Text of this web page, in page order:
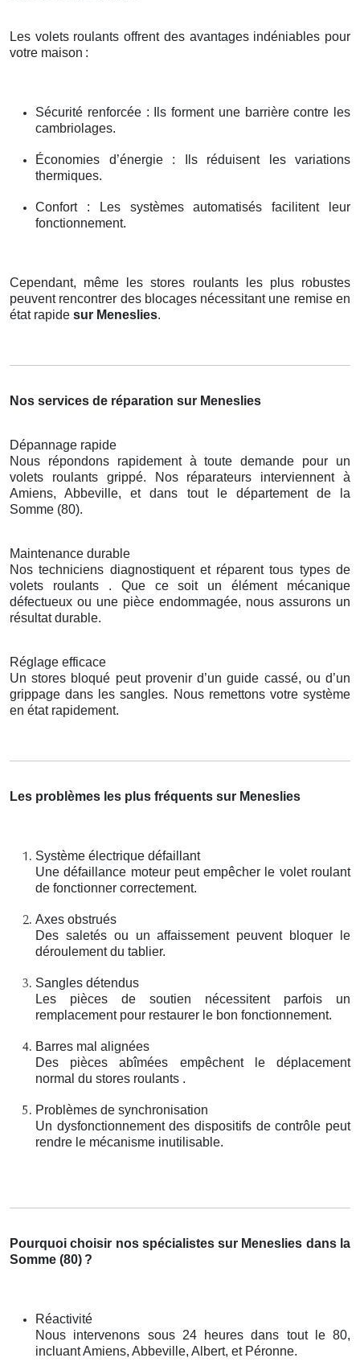
Les volets roulants offrent des avantages indéniables pour
votre maison :
Sécurité renforcée : Ils forment une barrière contre les
cambriolages.
Économies d’énergie : Ils réduisent les variations
thermiques.
Confort : Les systèmes automatisés facilitent leur
fonctionnement.
Cependant, même les stores roulants les plus robustes
peuvent rencontrer des blocages nécessitant une remise en
état rapide sur Meneslies.
Nos services de réparation sur Meneslies
Dépannage rapide
Nous répondons rapidement à toute demande pour un
volets roulants grippé. Nos réparateurs interviennent à
Amiens, Abbeville, et dans tout le département de la
Somme (80).
Maintenance durable
Nos techniciens diagnostiquent et réparent tous types de
volets roulants . Que ce soit un élément mécanique
défectueux ou une pièce endommagée, nous assurons un
résultat durable.
Réglage efficace
Un stores bloqué peut provenir d’un guide cassé, ou d’un
grippage dans les sangles. Nous remettons votre système
en état rapidement.
Les problèmes les plus fréquents sur Meneslies
Système électrique défaillant
Une défaillance moteur peut empêcher le volet roulant
de fonctionner correctement.
Axes obstrués
Des saletés ou un affaissement peuvent bloquer le
déroulement du tablier.
Sangles détendus
Les pièces de soutien nécessitent parfois un
remplacement pour restaurer le bon fonctionnement.
Barres mal alignées
Des pièces abîmées empêchent le déplacement
normal du stores roulants .
Problèmes de synchronisation
Un dysfonctionnement des dispositifs de contrôle peut
rendre le mécanisme inutilisable.
Pourquoi choisir nos spécialistes sur Meneslies dans la
Somme (80) ?
Réactivité
Nous intervenons sous 24 heures dans tout le 80,
incluant Amiens, Abbeville, Albert, et Péronne.